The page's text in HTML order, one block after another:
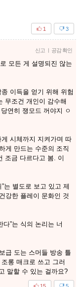
3
1
신고 공감 확인
모든 게 설명되진 않는
이득을 얻기 위해 위험
무조건 개인이 감수해
연히 쟁모드 꺼야지 ㅇ
시체까지 지켜가며 따
게 만드는 수준의 조직
조금 다르다고 봄. 이
는 별도로 보고 있고 제
강한 플레이 문화인 것
”는 식의 논리는 너
급 도는 스머들 방송 틀
롱 매크로 쓰고 그러
말할 수 있는 걸까요?